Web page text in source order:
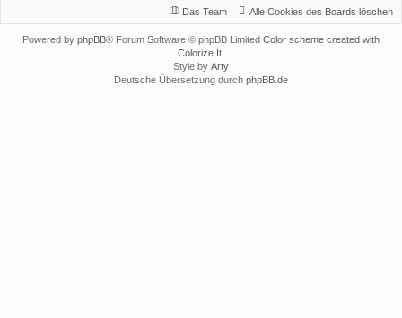
Alle Cookies des Boards löschen
Das Team
Powered by phpBB® Forum Software © phpBB Limited Color scheme created with
Colorize It
Style by Arty
Deutsche Übersetzung durch phpBB.de